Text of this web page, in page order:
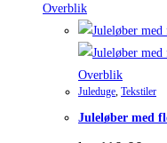
Overblik
Overblik
Juleduge Tekstiler
Juleløber med